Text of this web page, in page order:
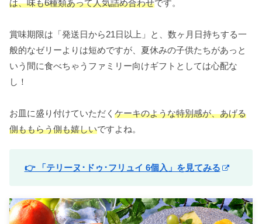
は、味も6種類あって人気詰め合わせです。
賞味期限は「発送日から21日以上」と、数ヶ月日持ちする一
般的なゼリーよりは短めですが、夏休みの子供たちがあっと
いう間に食べちゃうファミリー向けギフトとしては心配な
し！
お皿に盛り付けていただく ケーキのような特別感が、あげる
側ももらう側も嬉しいですよね。
👉 「テリーヌ･ドゥ･フリュイ 6個入」を見てみる